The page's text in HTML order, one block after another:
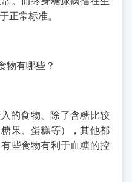
正常标准。
物有哪些？
的食物、除了含糖比较
果、蛋糕等），其他都
些食物有利于血糖的控